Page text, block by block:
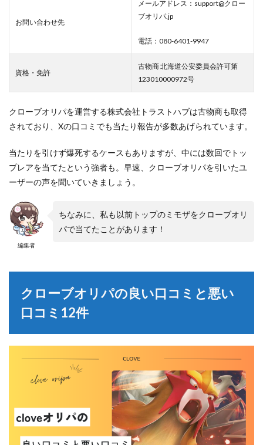
お問い合わせ先
メールアドレス：support@クロー
ブオリパ.jp
電話：080-6401-9947
資格・免許
古物商 北海道公安委員会許可第
123010000972号
クローブオリパを運営する株式会社トラストハブは古物商も取得
されており、Xの口コミでも当たり報告が多数あげられています。
当たりを引けず爆死するケースもありますが、中には数回でトッ
プレアを当てたという強者も。早速、クローブオリパを引いたユ
ーザーの声を聞いていきましょう。
編集者
ちなみに、私も以前トップのミモザをクローブオリ
パで当てたことがあります！
クローブオリパの良い口コミと悪い
口コミ12件